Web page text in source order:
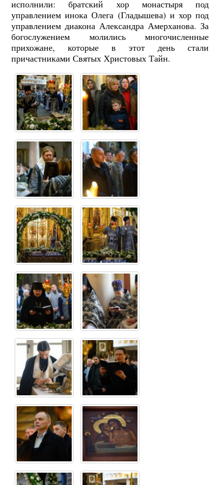
исполнили: братский хор монастыря под
управлением инока Олега (Гладышева) и хор под
управлением диакона Александра Амерханова. За
богослужением молились многочисленные
прихожане, которые в этот день стали
причастниками Святых Христовых Тайн.